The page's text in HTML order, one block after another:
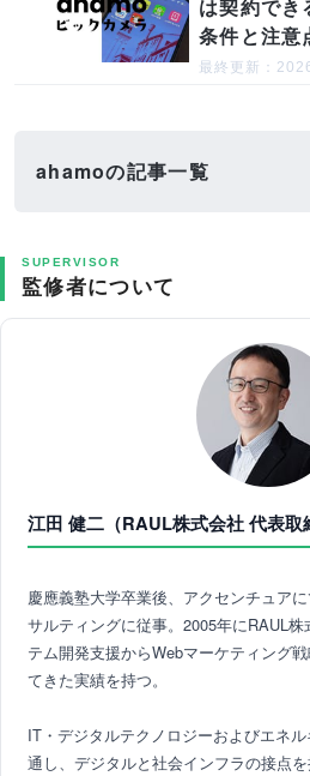
は契約でき
条件と注意
最終更新：
ahamoの記事一覧
SUPERVISOR
監修者について
江田 健二（RAUL株式会社 代表取
慶應義塾大学卒業後、アクセンチュア
サルティングに従事。2005年にRAUL
テム開発支援からWebマーケティング
てきた実績を持つ。
IT・デジタルテクノロジーおよびエネ
通し、デジタルと社会インフラの接点